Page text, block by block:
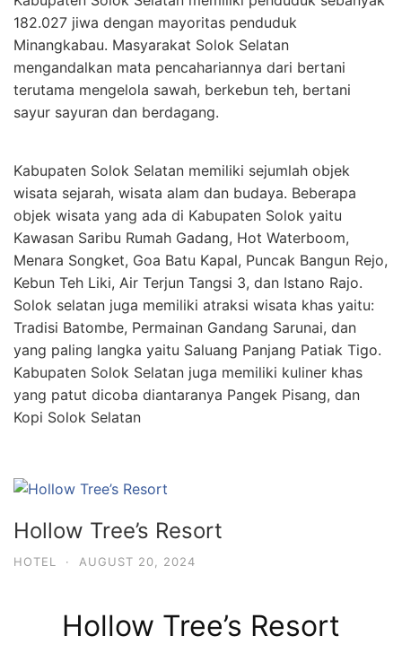
182.027 jiwa dengan mayoritas penduduk
Minangkabau. Masyarakat Solok Selatan
mengandalkan mata pencahariannya dari bertani
terutama mengelola sawah, berkebun teh, bertani
sayur sayuran dan berdagang.
Kabupaten Solok Selatan memiliki sejumlah objek
wisata sejarah, wisata alam dan budaya. Beberapa
objek wisata yang ada di Kabupaten Solok yaitu
Kawasan Saribu Rumah Gadang, Hot Waterboom,
Menara Songket, Goa Batu Kapal, Puncak Bangun Rejo,
Kebun Teh Liki, Air Terjun Tangsi 3, dan Istano Rajo.
Solok selatan juga memiliki atraksi wisata khas yaitu:
Tradisi Batombe, Permainan Gandang Sarunai, dan
yang paling langka yaitu Saluang Panjang Patiak Tigo.
Kabupaten Solok Selatan juga memiliki kuliner khas
yang patut dicoba diantaranya Pangek Pisang, dan
Kopi Solok Selatan
Hollow Tree’s Resort
HOTEL · AUGUST 20, 2024
Hollow Tree’s Resort